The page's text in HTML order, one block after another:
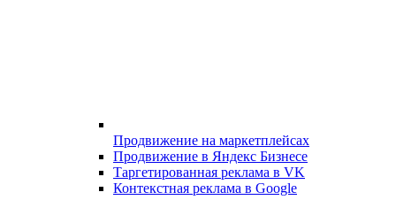
Продвижение на маркетплейсах
Продвижение в Яндекс Бизнесе
Таргетированная реклама в VK
Контекстная реклама в Google